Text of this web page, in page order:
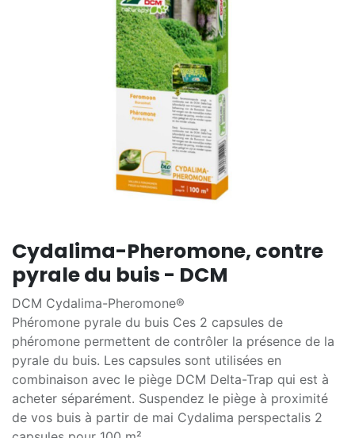
Cydalima-Pheromone, contre
pyrale du buis - DCM
DCM Cydalima-Pheromone®
Phéromone pyrale du buis Ces 2 capsules de
phéromone permettent de contrôler la présence de la
pyrale du buis. Les capsules sont utilisées en
combinaison avec le piège DCM Delta-Trap qui est à
acheter séparément. Suspendez le piège à proximité
de vos buis à partir de mai Cydalima perspectalis 2